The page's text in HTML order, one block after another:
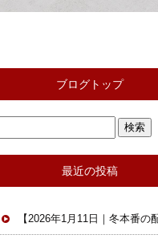
ブログトップ
最近の投稿